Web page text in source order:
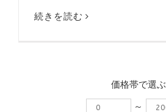
続きを読む
価格帯で選ぶ
～